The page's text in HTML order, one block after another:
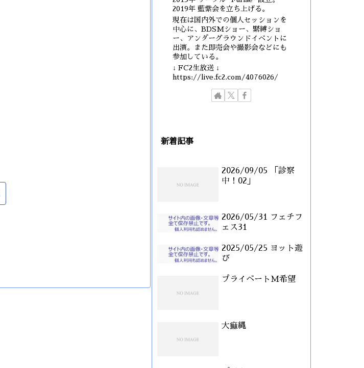
2019年 藍紫会を立ち上げる。
現在は国内外での個人セッションを
中心に、BDSMショー、緊縛ショ
ー、アンダーグラウンドイベントに
出演。また即売会や撮影会などにも
参加している。
↓ FC2生放送 ↓
https://live.fc2.com/4076026/
新着記事
2026/09/05 「診察
中！02」
2026/05/31 フェチフ
ェス31
2025/05/25 ヨット遊
び
プライベートM希望
大痲縄